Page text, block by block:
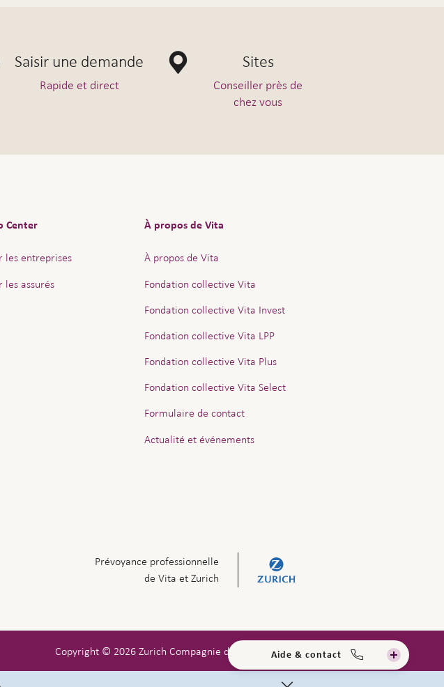
Saisir une demande
Rapide et direct
Sites
Conseiller près de
chez vous
Center
les entreprises
les assurés
À propos de Vita
À propos de Vita
Fondation collective Vita
Fondation collective Vita Invest
Fondation collective Vita LPP
Fondation collective Vita Plus
Fondation collective Vita Select
Formulaire de contact
Actualité et événements
Prévoyance professionnelle
de Vita et Zurich
Copyright © 2026 Zurich Compagnie d'Assurances SAAide & contact